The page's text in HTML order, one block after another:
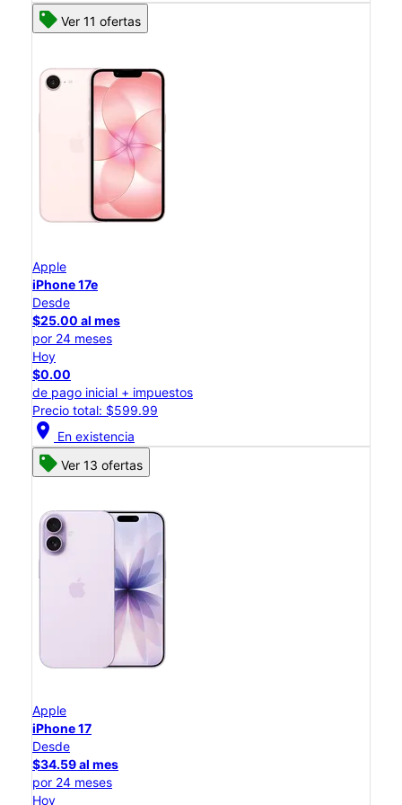
Ver 11 ofertas
Apple
iPhone 17e
Desde
$25.00 al mes
por 24 meses
Hoy
$0.00
de pago inicial + impuestos
Precio total: $599.99
location_on En existencia
Ver 13 ofertas
Apple
iPhone 17
Desde
$34.59 al mes
por 24 meses
Hoy